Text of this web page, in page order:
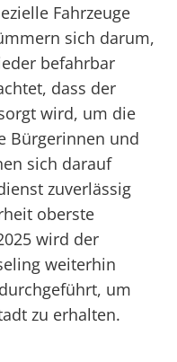
Fahrzeuge
sich darum,
befahrbar
dass der
wird, um die
Bürgerinnen und
sich darauf
zuverlässig
oberste
wird der
weiterhin
um
zu erhalten.